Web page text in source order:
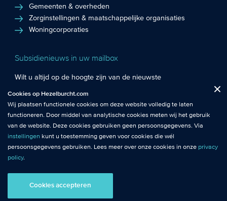
Gemeenten & overheden
Zorginstellingen & maatschappelijke organisaties
Woningcorporaties
Subsidienieuws in uw mailbox
Wilt u altijd op de hoogte zijn van de nieuwste
voor de Hezelburcht Subsidienieuwsbrief!
Inschrijven nieuwsbrief
AI statement Algemene Voorwaarden
noodzakelijk om de website goed te laten werken.
Analytische cookies
: Met analytische cookies meten wij het gebruik van
de website. Zo krijgen wij beter inzicht in het functioneren van de
website.
Cookies op Hezelburcht.com
Wij plaatsen functionele cookies om deze website volledig te laten
functioneren. Door middel van analytische cookies meten wij het gebruik
van de website. Deze cookies gebruiken geen persoonsgegevens. Via
instellingen kunt u toestemming geven voor cookies die wél
persoonsgegevens gebruiken. Lees meer over onze cookies in onze privacy
policy.
Cookies accepteren